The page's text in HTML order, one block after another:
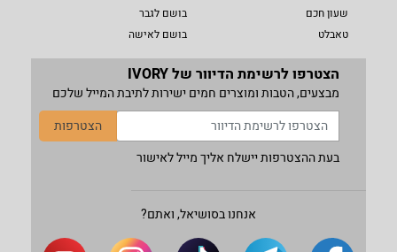
שעון חכם
טאבלט
בושם לגבר
בושם לאישה
הצטרפו לרשימת הדיוור של IVORY
מבצעים, הטבות ומוצרים חמים ישירות לתיבת המייל שלכם
הצטרפות
בעת ההצטרפות יישלח אליך מייל לאישור
אנחנו בסושיאל, ואתם?